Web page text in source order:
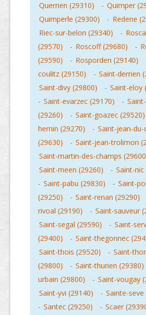
Querrien (29310)
- Quimper
Quimperle (29300)
- Redene
Riec-sur-belon (29340)
-
(29570)
- Roscoff (29680) -
(29590)
- Rosporden (29140)
coulitz (29150)
- Saint-derrien
Saint-divy (29800)
- Saint-eloy
- Saint-evarzec (29170) -
(29260)
- Saint-goazec (29520)
hernin (29270)
- Saint-jean-
(29630)
- Saint-jean-trolimon
Saint-martin-des-champs
Saint-meen (29260)
- Saint-nic
- Saint-pabu (29830) - Saint-
(29250)
- Saint-renan (29290)
rivoal (29190)
- Saint-sauveur
Saint-segal (29590)
- Saint-
(29400)
- Saint-thegonnec
Saint-thois (29520)
- Saint-
(29800)
- Saint-thurien (29380)
urbain (29800)
- Saint-vougay
Saint-yvi (29140)
- Sainte-seve
- Santec (29250) - Scaer